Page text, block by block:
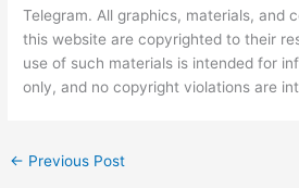
Telegram. All graphics, materials, and
this website are copyrighted to their
use of such materials is intended for
only, and no copyright violations are
← Previous Post